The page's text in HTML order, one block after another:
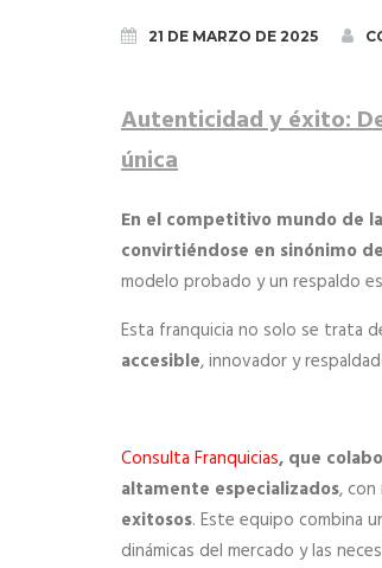
21 DE MARZO DE 2025
Autenticidad y éxito:
única
En el competitivo mundo de
convirtiéndose en sinónimo
modelo probado y un respaldo
Esta franquicia no solo se trata
accesible, innovador y
Consulta Franquicias, que
altamente especializados, con
exitosos. Este equipo combina
dinámicas del mercado y las